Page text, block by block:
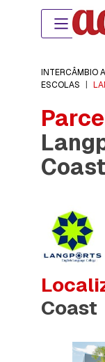
INTERCÂMBIO
ESCOLAS
Coast
Coast